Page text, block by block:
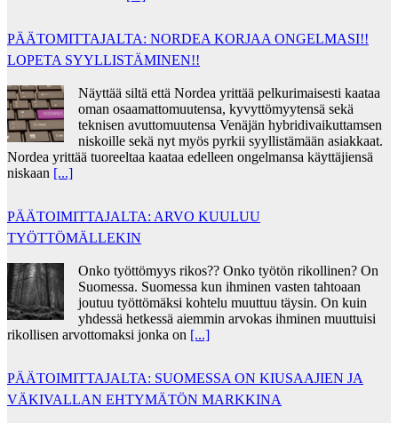
PÄÄTOMITTAJALTA: NORDEA KORJAA ONGELMASI!!
LOPETA SYYLLISTÄMINEN!!
Näyttää siltä että Nordea yrittää pelkurimaisesti kaataa
oman osaamattomuutensa, kyvyttömyytensä sekä
teknisen avuttomuutensa Venäjän hybridivaikuttamsen
niskoille sekä nyt myös pyrkii syyllistämään asiakkaat.
Nordea yrittää tuoreeltaa kaataa edelleen ongelmansa käyttäjiensä
niskaan [...]
PÄÄTOIMITTAJALTA: ARVO KUULUU
TYÖTTÖMÄLLEKIN
Onko työttömyys rikos?? Onko työtön rikollinen? On
Suomessa. Suomessa kun ihminen vasten tahtoaan
joutuu työttömäksi kohtelu muuttuu täysin. On kuin
yhdessä hetkessä aiemmin arvokas ihminen muuttuisi
rikollisen arvottomaksi jonka on [...]
PÄÄTOIMITTAJALTA: SUOMESSA ON KIUSAAJIEN JA
VÄKIVALLAN EHTYMÄTÖN MARKKINA